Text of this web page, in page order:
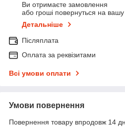
Ви отримаєте замовлення
або гроші повернуться на вашу
Детальніше
Післяплата
Оплата за реквізитами
Всі умови оплати
Умови повернення
Повернення товару впродовж 14